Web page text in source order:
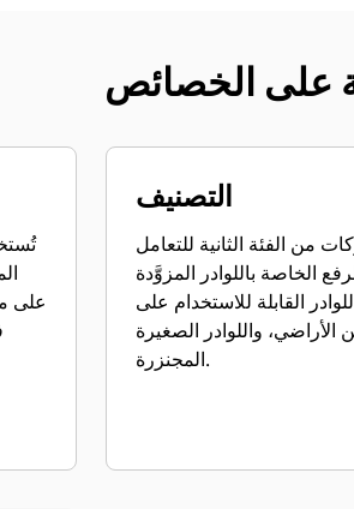
على الخصائص
على
التصنيف
من الفئة الثانية للتعامل
الخاصة باللوادر المزوَّدة
القابلة للاستخدام على
الأراضي، واللوادر الصغيرة
المجنزرة.